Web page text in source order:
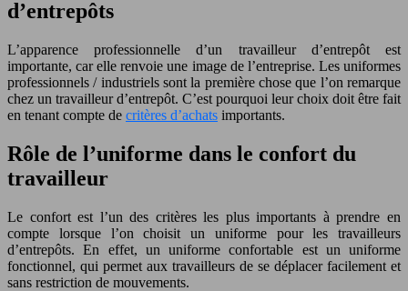
d’entrepôts
L’apparence professionnelle d’un travailleur d’entrepôt est
importante, car elle renvoie une image de l’entreprise. Les uniformes
professionnels / industriels sont la première chose que l’on remarque
chez un travailleur d’entrepôt. C’est pourquoi leur choix doit être fait
en tenant compte de critères d’achats importants.
Rôle de l’uniforme dans le confort du
travailleur
Le confort est l’un des critères les plus importants à prendre en
compte lorsque l’on choisit un uniforme pour les travailleurs
d’entrepôts. En effet, un uniforme confortable est un uniforme
fonctionnel, qui permet aux travailleurs de se déplacer facilement et
sans restriction de mouvements.